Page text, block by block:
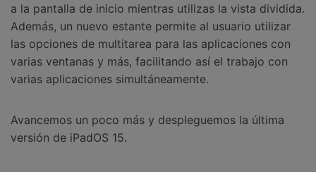
a la pantalla de inicio mientras utilizas la vista dividida.
Además, un nuevo estante permite al usuario utilizar
las opciones de multitarea para las aplicaciones con
varias ventanas y más, facilitando así el trabajo con
varias aplicaciones simultáneamente.
Avancemos un poco más y despleguemos la última
versión de iPadOS 15.